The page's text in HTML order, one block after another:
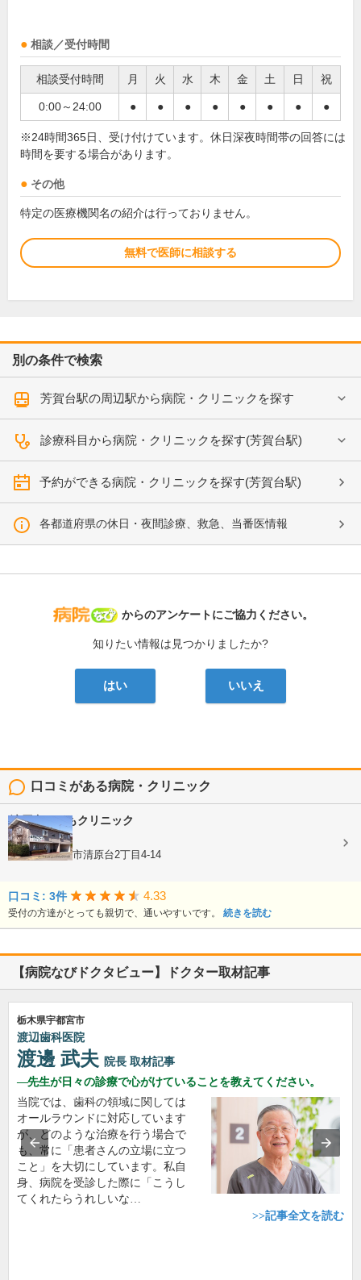
相談／受付時間
相談受付時間 月 火 水 木 金 土 日 祝
0:00～24:00 ● ● ● ● ● ● ● ●
※24時間365日、受け付けています。休日深夜時間帯の回答には
時間を要する場合があります。
その他
特定の医療機関名の紹介は行っておりません。
無料で医師に相談する
別の条件で検索
芳賀台駅の周辺駅から病院・クリニックを探す
診療科目から病院・クリニックを探す(芳賀台駅)
予約ができる病院・クリニックを探す(芳賀台駅)
各都道府県の休日・夜間診療、救急、当番医情報
病院なび
からのアンケートにご協力ください。
知りたい情報は見つかりましたか?
はい いいえ
口コミがある病院・クリニック
清原台こどもクリニック
内科, 小児科
栃木県宇都宮市清原台2丁目4-14
口コミ: 3件 4.33
受付の方達がとっても親切で、通いやすいです。 続きを読む
【病院なびドクタビュー】ドクター取材記事
栃木県宇都宮市
渡辺歯科医院
渡邊 武夫 院長 取材記事
先生が日々の診療で心がけていることを教えてください。
当院では、歯科の領域に関しては
オールラウンドに対応しています
が、どのような治療を行う場合で
も、常に「患者さんの立場に立つ
こと」を大切にしています。私自
身、病院を受診した際に「こうし
てくれたらうれしいな…
>>記事全文を読む